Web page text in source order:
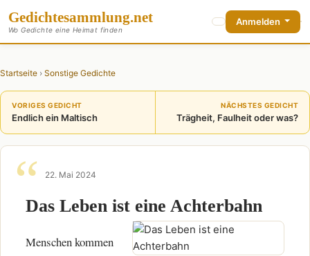
Gedichtesammlung.net
Wo Gedichte eine Heimat finden
Anmelden
Startseite › Sonstige Gedichte
VORIGES GEDICHT
Endlich ein Maltisch
NÄCHSTES GEDICHT
Trägheit, Faulheit oder was?
22. Mai 2024
Das Leben ist eine Achterbahn
Menschen kommen